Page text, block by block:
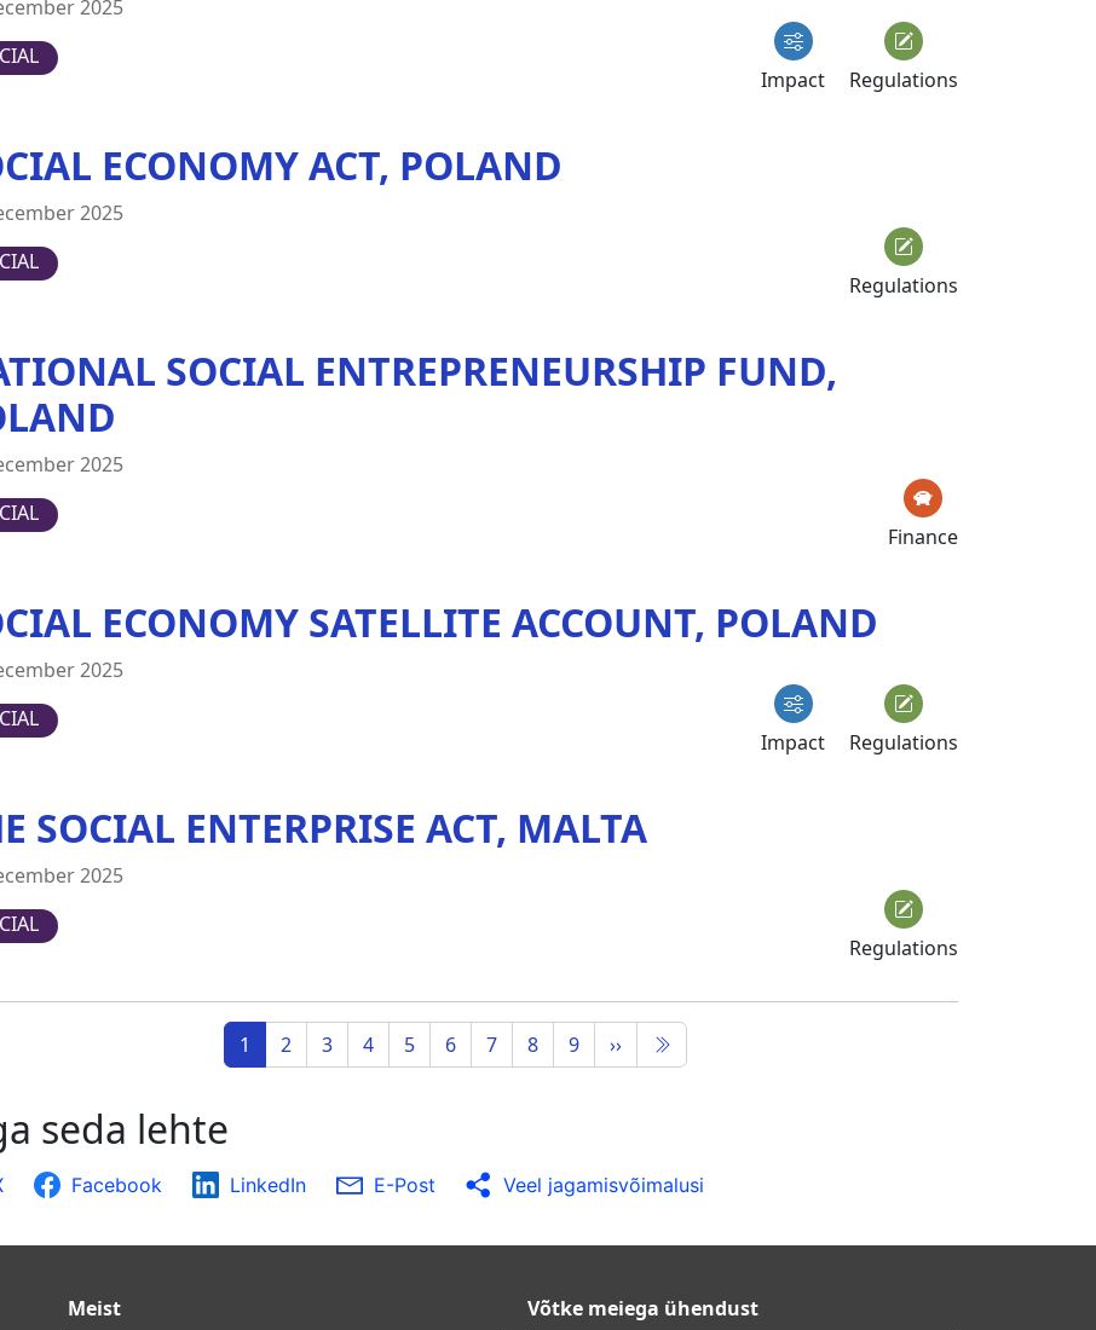
2025
Impact
Regulations
ECONOMY ACT, POLAND
2025
Regulations
SOCIAL ENTREPRENEURSHIP FUND,
2025
Finance
ECONOMY SATELLITE ACCOUNT, POLAND
2025
Impact
Regulations
SOCIAL ENTERPRISE ACT, MALTA
2025
Regulations
1 2 3 4 5 6 7 8 9 ››
seda lehte
Facebook LinkedIn E-Post Veel jagamisvõimalusi
Meist
Võtke meiega ühendust